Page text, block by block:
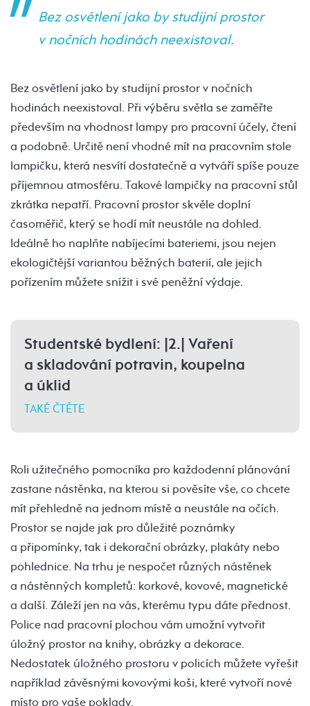
Bez osvětlení jako by studijní prostor
v nočních hodinách neexistoval.
Bez osvětlení jako by studijní prostor v nočních
hodinách neexistoval. Při výběru světla se zaměřte
především na vhodnost lampy pro pracovní účely, čtení
a podobně. Určitě není vhodné mít na pracovním stole
lampičku, která nesvítí dostatečně a vytváří spíše pouze
příjemnou atmosféru. Takové lampičky na pracovní stůl
zkrátka nepatří. Pracovní prostor skvěle doplní
časoměřič, který se hodí mít neustále na dohled.
Ideálně ho naplňte nabíjecími bateriemi, jsou nejen
ekologičtější variantou běžných baterií, ale jejich
pořízením můžete snížit i své peněžní výdaje.
Studentské bydlení: |2.| Vaření
a skladování potravin, koupelna
a úklid
TAKÉ ČTĚTE
Roli užitečného pomocníka pro každodenní plánování
zastane nástěnka, na kterou si pověsíte vše, co chcete
mít přehledně na jednom místě a neustále na očích.
Prostor se najde jak pro důležité poznámky
a připomínky, tak i dekorační obrázky, plakáty nebo
pohlednice. Na trhu je nespočet různých nástěnek
a nástěnných kompletů: korkové, kovové, magnetické
a další. Záleží jen na vás, kterému typu dáte přednost.
Police nad pracovní plochou vám umožní vytvořit
úložný prostor na knihy, obrázky a dekorace.
Nedostatek úložného prostoru v policích můžete vyřešit
například závěsnými kovovými koši, které vytvoří nové
místo pro vaše poklady.